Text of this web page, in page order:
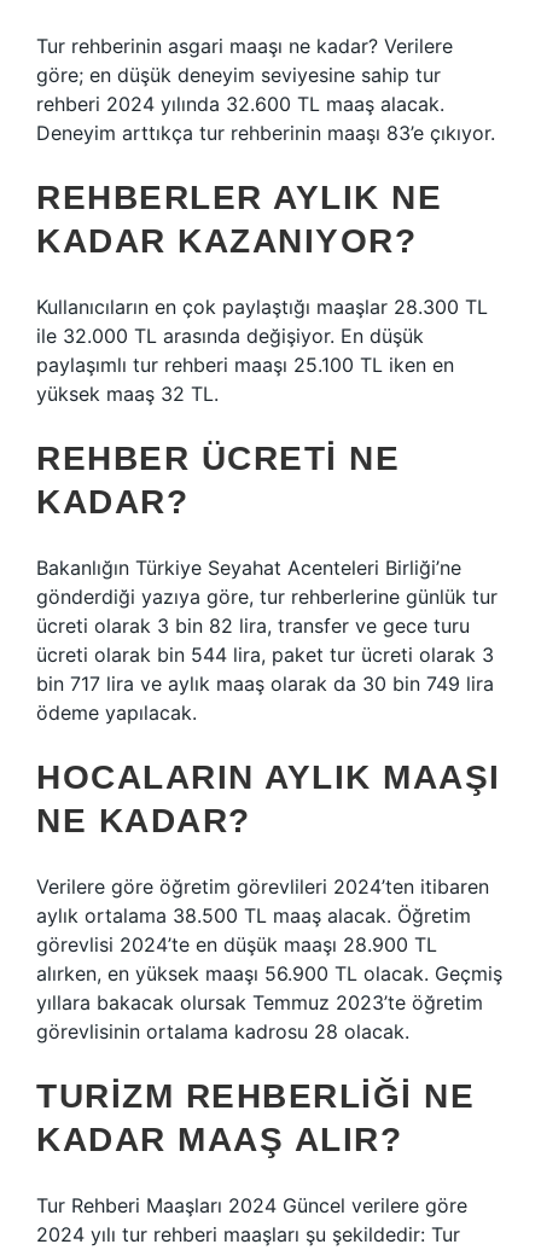
Tur rehberinin asgari maaşı ne kadar? Verilere
göre; en düşük deneyim seviyesine sahip tur
rehberi 2024 yılında 32.600 TL maaş alacak.
Deneyim arttıkça tur rehberinin maaşı 83’e çıkıyor.
REHBERLER AYLIK NE
KADAR KAZANIYOR?
Kullanıcıların en çok paylaştığı maaşlar 28.300 TL
ile 32.000 TL arasında değişiyor. En düşük
paylaşımlı tur rehberi maaşı 25.100 TL iken en
yüksek maaş 32 TL.
REHBER ÜCRETI NE
KADAR?
Bakanlığın Türkiye Seyahat Acenteleri Birliği’ne
gönderdiği yazıya göre, tur rehberlerine günlük tur
ücreti olarak 3 bin 82 lira, transfer ve gece turu
ücreti olarak bin 544 lira, paket tur ücreti olarak 3
bin 717 lira ve aylık maaş olarak da 30 bin 749 lira
ödeme yapılacak.
HOCALARIN AYLIK MAAŞI
NE KADAR?
Verilere göre öğretim görevlileri 2024’ten itibaren
aylık ortalama 38.500 TL maaş alacak. Öğretim
görevlisi 2024’te en düşük maaşı 28.900 TL
alırken, en yüksek maaşı 56.900 TL olacak. Geçmiş
yıllara bakacak olursak Temmuz 2023’te öğretim
görevlisinin ortalama kadrosu 28 olacak.
TURIZM REHBERLIĞI NE
KADAR MAAŞ ALIR?
Tur Rehberi Maaşları 2024 Güncel verilere göre
2024 yılı tur rehberi maaşları şu şekildedir: Tur